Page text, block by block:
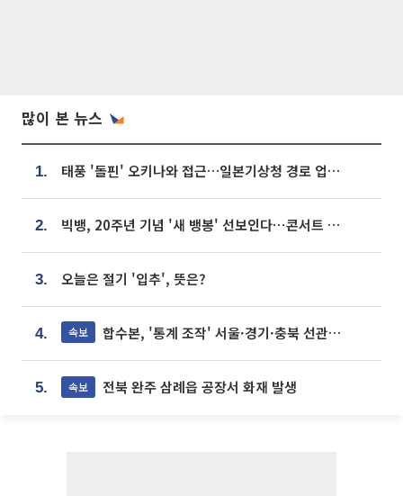
많이 본 뉴스
1. 태풍 '돌핀' 오키나와 접근…일본기상청 경로 업데이트
2. 빅뱅, 20주년 기념 '새 뱅봉' 선보인다⋯콘서트 앞두고 팝업 개최
3. 오늘은 절기 '입추', 뜻은?
4. 속보 합수본, '통계 조작' 서울·경기·충북 선관위 등 추가 압수수색
5. 속보 전북 완주 삼례읍 공장서 화재 발생